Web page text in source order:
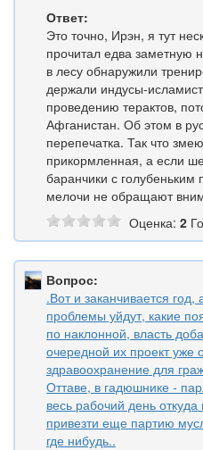
Ответ:
Это точно, Ирэн, я тут
прочитал едва заметную
в лесу обнаружили
держали индусы-
проведению терактов,
Афганистан. Об этом в
перепечатка. Так что
прикормленная, а если
баранчики с голубеньким
мелочи не обращают
Оценка: 2
Вопрос:
.Вот и заканчивается
проблемы уйдут, какие
по наклонной, власть
очередной их проект уже
здравоохранение для
Оттаве, в гадюшнике -
весь рабочий день
привезти еще партию
где нибудь..